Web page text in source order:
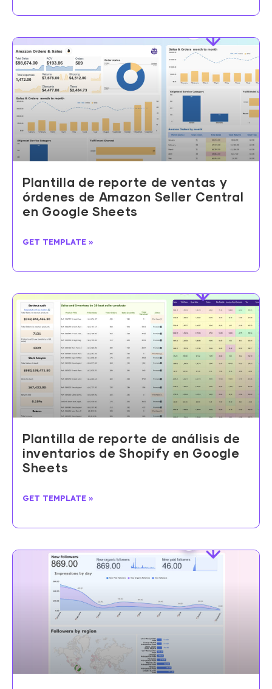
Plantilla de reporte de ventas y
órdenes de Amazon Seller Central
en Google Sheets
GET TEMPLATE »
Plantilla de reporte de análisis de
inventarios de Shopify en Google
Sheets
GET TEMPLATE »